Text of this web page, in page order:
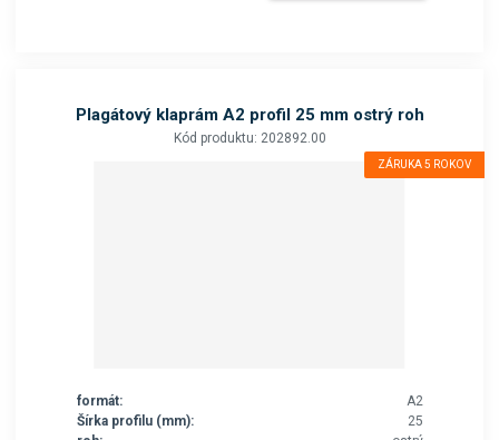
Plagátový klaprám A2 profil 25 mm ostrý roh
Kód produktu: 202892.00
ZÁRUKA 5 ROKOV
formát:
A2
Šírka profilu (mm):
25